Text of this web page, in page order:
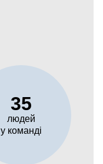
35
людей
у команді